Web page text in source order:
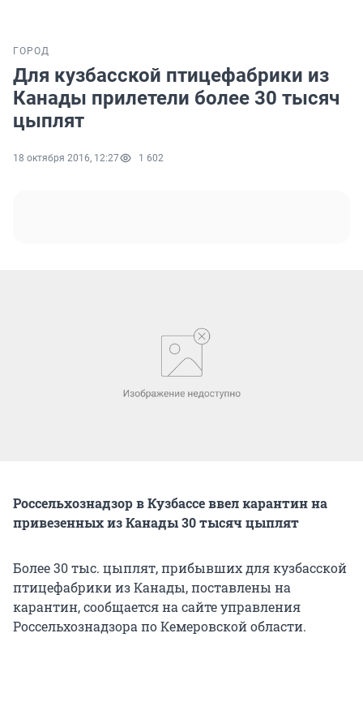
ГОРОД
Для кузбасской птицефабрики из
Канады прилетели более 30 тысяч
цыплят
18 октября 2016, 12:27 1 602
Россельхознадзор в Кузбассе ввел карантин на
привезенных из Канады 30 тысяч цыплят
Более 30 тыс. цыплят, прибывших для кузбасской
птицефабрики из Канады, поставлены на
карантин, сообщается на сайте управления
Россельхознадзора по Кемеровской области.